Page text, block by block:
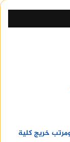
خريج كلية